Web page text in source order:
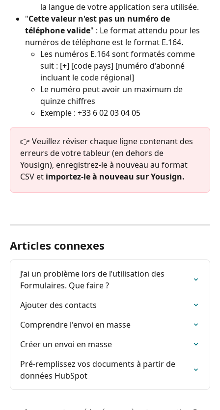
la langue de votre application sera utilisée.
"Cette valeur n'est pas un numéro de
téléphone valide" : Le format attendu pour les
numéros de téléphone est le format E.164.
Les numéros E.164 sont formatés comme
suit : [+] [code pays] [numéro d'abonné
incluant le code régional]
Le numéro peut avoir un maximum de
quinze chiffres
Exemple : +33 6 02 03 04 05
👉 Veuillez réviser chaque ligne contenant des
erreurs de votre tableur (en dehors de
Yousign), enregistrez-le à nouveau au format
CSV et importez-le à nouveau sur Yousign.
Articles connexes
J’ai un problème lors de l’utilisation des
Formulaires. Que faire ?
Ajouter des contacts
Comprendre l'envoi en masse
Créer un envoi en masse
Pré-remplissez vos documents à partir de
données HubSpot